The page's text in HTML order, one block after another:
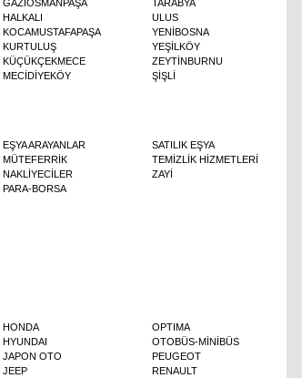
GAZİOSMANPAŞA
HALKALI
KOCAMUSTAFAPAŞA
KURTULUŞ
KÜÇÜKÇEKMECE
MECİDİYEKÖY
TARABYA
ULUS
YENİBOSNA
YEŞİLKÖY
ZEYTİNBURNU
ŞİŞLİ
EŞYA ARAYANLAR
MÜTEFERRİK
NAKLİYECİLER
PARA-BORSA
SATILIK EŞYA
TEMİZLİK HİZMETLERİ
ZAYİ
HONDA
HYUNDAI
JAPON OTO
JEEP
OPTIMA
OTOBÜS-MİNİBÜS
PEUGEOT
RENAULT